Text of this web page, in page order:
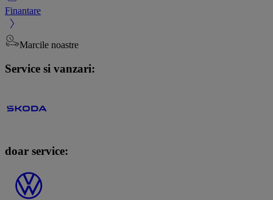
Finantare
Marcile noastre
Service si vanzari:
doar service: